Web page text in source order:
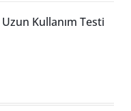
Kullanım Testi